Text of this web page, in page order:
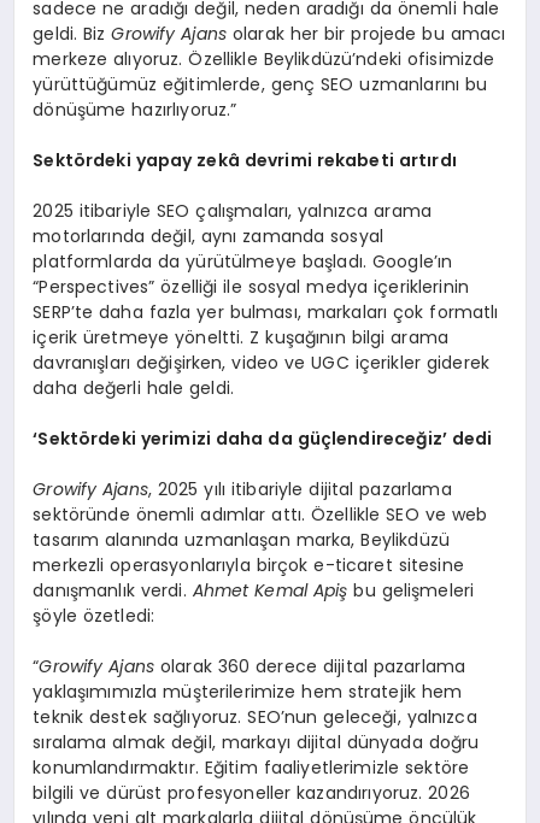
sadece ne aradığı değil, neden aradığı da önemli hale
geldi. BizGrowify Ajans olarak her bir projede bu amacı
merkeze alıyoruz. Özellikle Beylikdüzü’ndeki ofisimizde
yürüttüğümüz eğitimlerde, genç SEO uzmanlarını bu
dönüşüme hazırlıyoruz.”
Sektördeki yapay zekâ devrimi rekabeti artırdı
2025 itibariyle SEO çalışmaları, yalnızca arama
motorlarında değil, aynı zamanda sosyal
platformlarda da yürütülmeye başladı. Google’ın
“Perspectives” özelliği ile sosyal medya içeriklerinin
SERP’te daha fazla yer bulması, markaları çok formatlı
içerik üretmeye yöneltti. Z kuşağının bilgi arama
davranışları değişirken, video ve UGC içerikler giderek
daha değerli hale geldi.
‘Sektördeki yerimizi daha da güçlendireceğiz’ dedi
Growify Ajans, 2025 yılı itibariyle dijital pazarlama
sektöründe önemli adımlar attı. Özellikle SEO ve web
tasarım alanında uzmanlaşan marka, Beylikdüzü
merkezli operasyonlarıyla birçok e-ticaret sitesine
danışmanlık verdi. Ahmet Kemal Apiş bu gelişmeleri
şöyle özetledi:
“Growify Ajans olarak 360 derece dijital pazarlama
yaklaşımımızla müşterilerimize hem stratejik hem
teknik destek sağlıyoruz. SEO’nun geleceği, yalnızca
sıralama almak değil, markayı dijital dünyada doğru
konumlandırmaktır. Eğitim faaliyetlerimizle sektöre
bilgili ve dürüst profesyoneller kazandırıyoruz. 2026
yılında yeni alt markalarla dijital dönüşüme öncülük